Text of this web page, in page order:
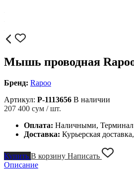
Мышь проводная
Бренд: Rapoo
Артикул: P-1113656 В наличии
207 400 сум / шт.
Оплата: Наличными, Терминал
Доставка: Курьерская
Купить В корзину Написать
Описание